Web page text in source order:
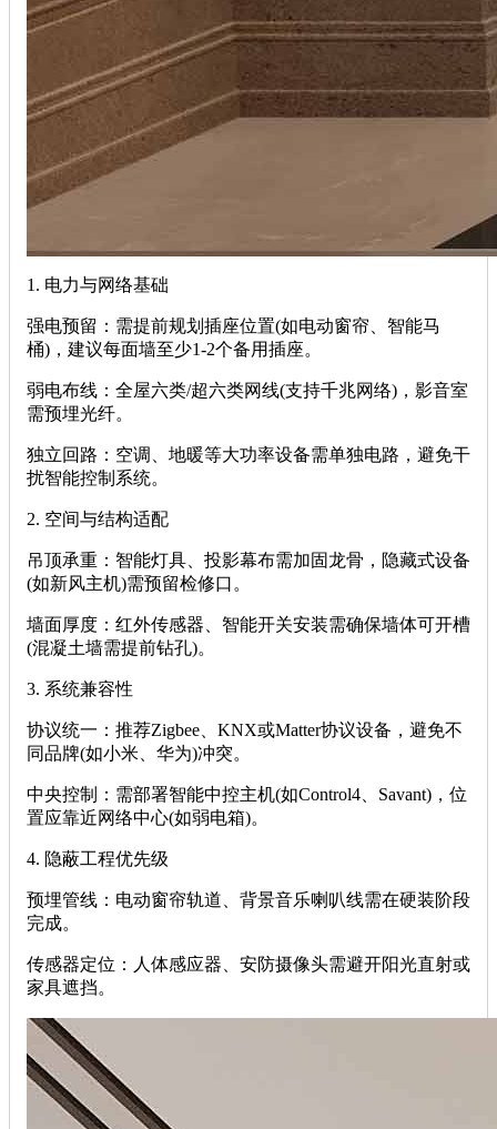
‌1. 电力与网络基础‌
‌强电预留‌：需提前规划插座位置(如电动窗帘、智能马
桶)，建议每面墙至少1-2个备用插座。
‌弱电布线‌：全屋六类/超六类网线(支持千兆网络)，影音室
需预埋光纤。
‌独立回路‌：空调、地暖等大功率设备需单独电路，避免干
扰智能控制系统。
‌2. 空间与结构适配‌
‌吊顶承重‌：智能灯具、投影幕布需加固龙骨，隐藏式设备
(如新风主机)需预留检修口。
‌墙面厚度‌：红外传感器、智能开关安装需确保墙体可开槽
(混凝土墙需提前钻孔)。
‌3. 系统兼容性‌
‌协议统一‌：推荐Zigbee、KNX或Matter协议设备，避免不
同品牌(如小米、华为)冲突。
‌中央控制‌：需部署智能中控主机(如Control4、Savant)，位
置应靠近网络中心(如弱电箱)。
‌4. 隐蔽工程优先级‌
‌预埋管线‌：电动窗帘轨道、背景音乐喇叭线需在硬装阶段
完成。
‌传感器定位‌：人体感应器、安防摄像头需避开阳光直射或
家具遮挡。